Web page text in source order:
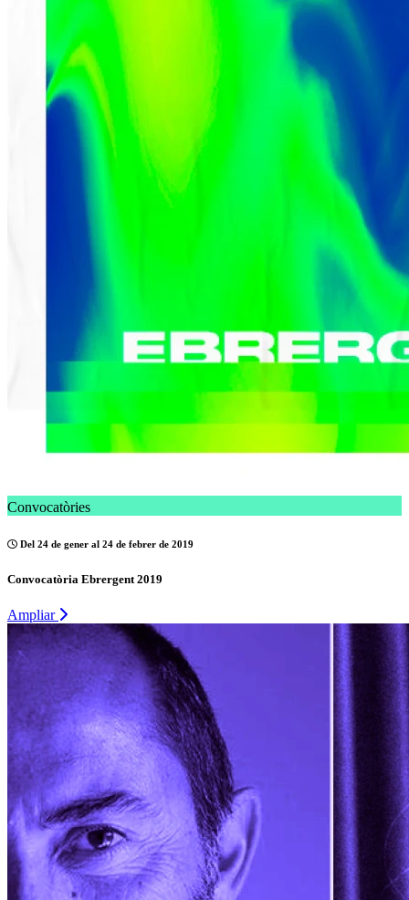
Convocatòries
Del 24 de gener al 24 de febrer de 2019
Convocatòria Ebrergent 2019
Ampliar